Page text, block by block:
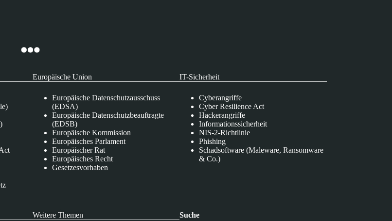
Europäische Union
Europäische Datenschutzausschuss
(EDSA)
Europäische Datenschutzbeauftragte
(EDSB)
Europäische Kommission
Europäisches Parlament
Europäischer Rat
Europäisches Recht
Gesetzesvorhaben
IT-Sicherheit
Cyberangriffe
Cyber Resilience Act
Hackerangriffe
Informationssicherheit
NIS-2-Richtlinie
Phishing
Schadsoftware (Maleware, Ransomware
& Co.)
Weitere Themen Suche